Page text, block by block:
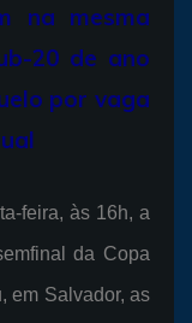
na mesma
20 de ano
por vaga
feira, às 16h, a
da Copa
em Salvador, as